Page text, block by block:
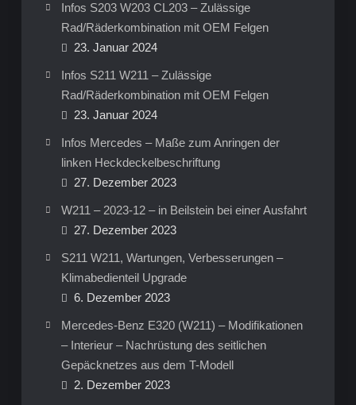
Infos S203 W203 CL203 – Zulässige
Rad/Räderkombination mit OEM Felgen
23. Januar 2024
Infos S211 W211 – Zulässige
Rad/Räderkombination mit OEM Felgen
23. Januar 2024
Infos Mercedes – Maße zum Anringen der
linken Heckdeckelbeschriftung
27. Dezember 2023
W211 – 2023-12 – in Beilstein bei einer Ausfahrt
27. Dezember 2023
S211 W211, Wartungen, Verbesserungen –
Klimabedienteil Upgrade
6. Dezember 2023
Mercedes-Benz E320 (W211) – Modifikationen
– Interieur – Nachrüstung des seitlichen
Gepäcknetzes aus dem T-Modell
2. Dezember 2023